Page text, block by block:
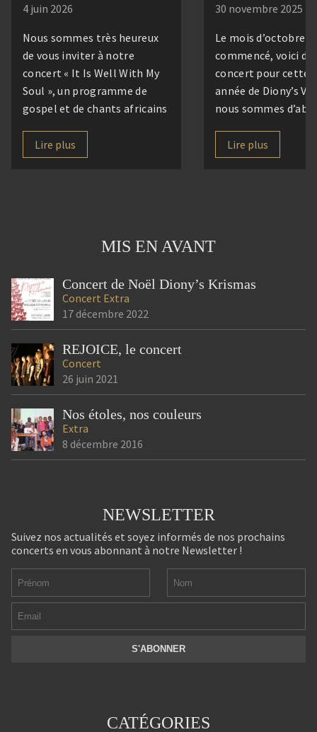
4 juin 2026
Nous sommes très heureux
de vous inviter à notre
concert « It Is Well With My
Soul », un programme de
gospel et de chants africains
Gomar. Accompagnés de nos
choristes et musiciens, nous
œuvres emblématiques du
Lire plus
30 novembre 2025
Le mois d’octobre
commencé, voici
concert pour cette
année de Diony’s
nous sommes
convivialité
connaissance, se
Lire plus
MIS EN AVANT
Concert de Noël Diony’s Krismas
Concert Extra
17 décembre 2022
REJOICE, le concert
Concert
26 juin 2021
Nos étoles, nos couleurs
Extra
8 décembre 2016
NEWSLETTER
Suivez nos actualités et soyez informés de nos prochains
concerts en vous abonnant à notre Newsletter !
CATÉGORIES